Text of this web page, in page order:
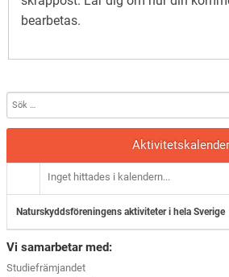
bearbetas.
Aktivitetskalender
Inget hittades i kalendern...
Naturskyddsföreningens aktiviteter i hela Sverige
Vi samarbetar med:
Studiefrämjandet